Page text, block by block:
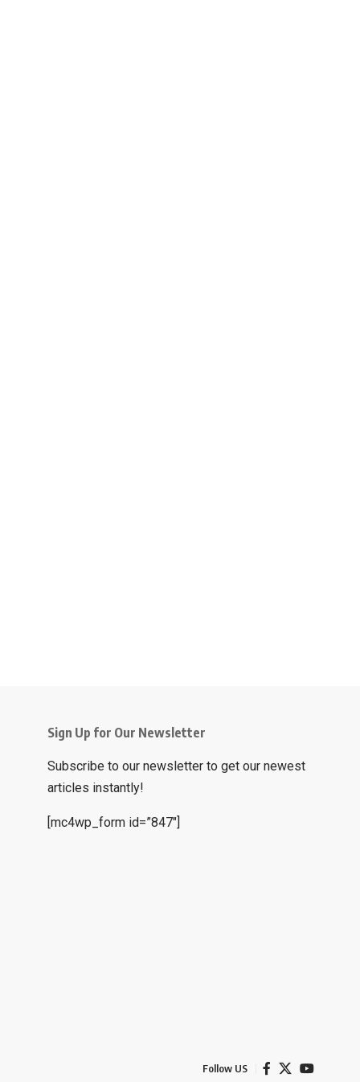
Sign Up for Our Newsletter
Subscribe to our newsletter to get our newest
articles instantly!
[mc4wp_form id=”847″]
Follow US